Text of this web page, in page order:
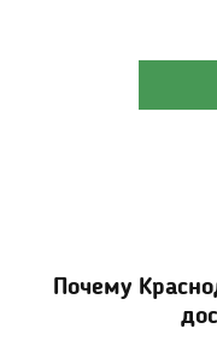
Почему